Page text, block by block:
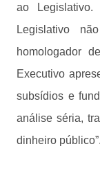
ao
Legislativo
homologador
Executivo
subsídios e
análise séria,
dinheiro público”.